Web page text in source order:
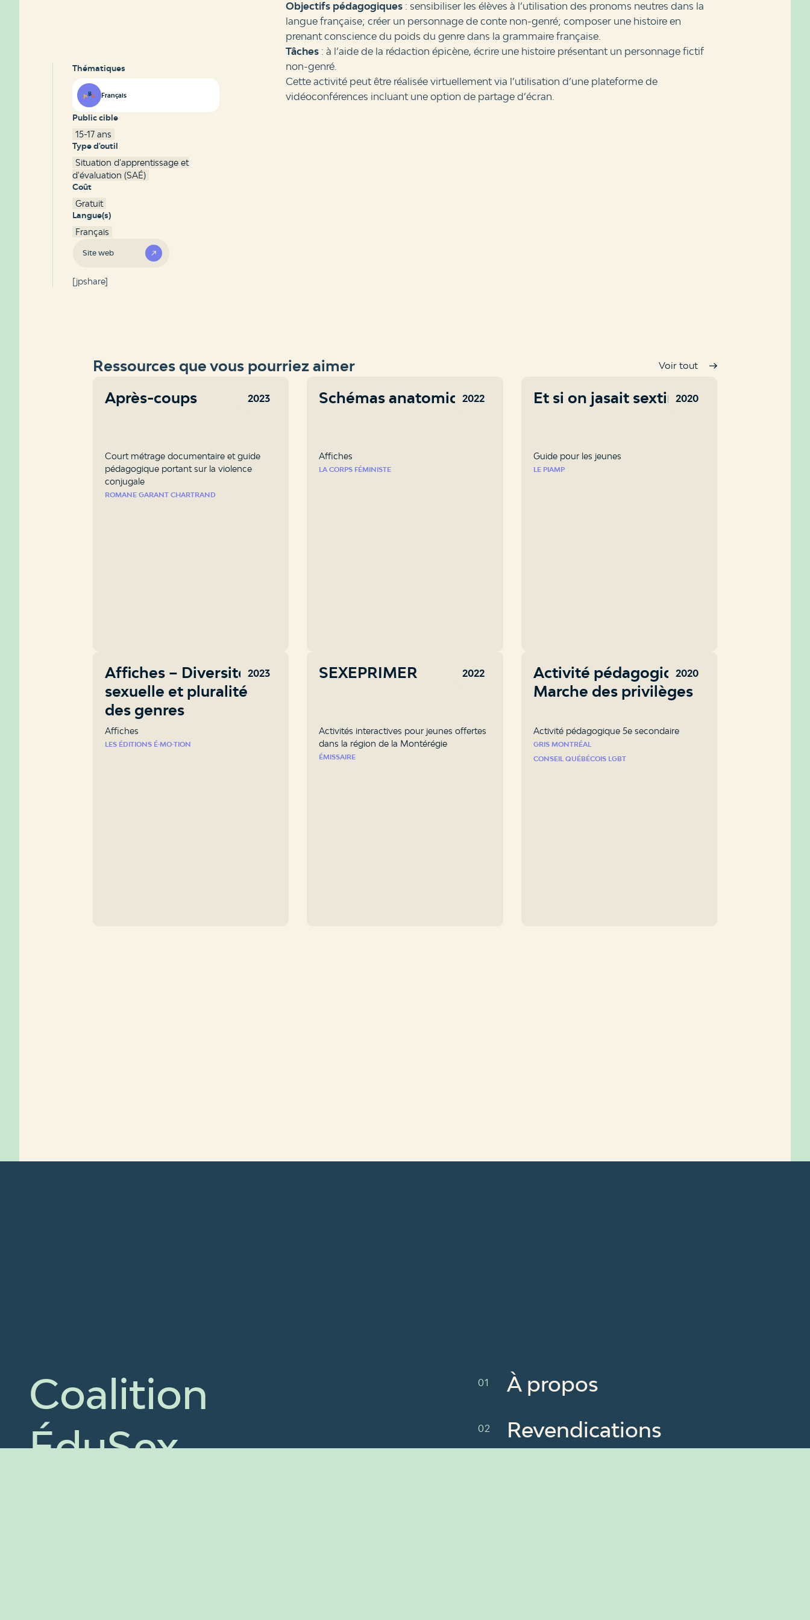
Thématiques
Français
Public cible
15-17 ans
Type d'outil
Situation d'apprentissage et
d'évaluation (SAÉ)
Coût
Gratuit
Langue(s)
Français
Site web
[jpshare]
Objectifs pédagogiques: sensibiliser les élèves à l’utilisation des pronoms neutres dans la
langue française; créer un personnage de conte non-genré; composer une histoire en
prenant conscience du poids du genre dans la grammaire française.
Tâches : à l’aide de la rédaction épicène, écrire une histoire présentant un personnage fictif
non-genré.
Cette activité peut être réalisée virtuellement via l’utilisation d’une plateforme de
vidéoconférences incluant une option de partage d’écran.
Ressources que vous pourriez aimer Voir tout
2023
Après-coups
Court métrage documentaire et guide
pédagogique portant sur la violence
conjugale
ROMANE GARANT CHARTRAND
2022
Schémas anatomiques
Affiches
LA CORPS FÉMINISTE
2020
Et si on jasait sexting?
Guide pour les jeunes
LE PIAMP
2023
Affiches – Diversité
sexuelle et pluralité
des genres
Affiches
LES ÉDITIONS É⸱MO⸱TION
2022
SEXEPRIMER
Activités interactives pour jeunes offertes
dans la région de la Montérégie
ÉMISSAIRE
2020
Activité pédagogique:
Marche des privilèges
Activité pédagogique 5e secondaire
GRIS MONTRÉAL
CONSEIL QUÉBÉCOIS LGBT
Coalition
ÉduSex
À propos
Revendications